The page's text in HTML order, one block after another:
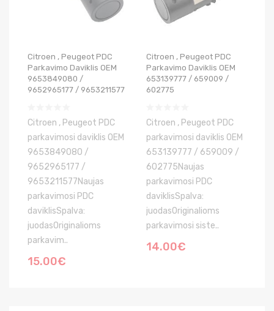
Citroen , Peugeot PDC
Parkavimo Daviklis OEM
9653849080 /
9652965177 / 9653211577
Citroen , Peugeot PDC
parkavimosi daviklis OEM
9653849080 /
9652965177 /
9653211577Naujas
parkavimosi PDC
daviklisSpalva:
juodasOriginalioms
parkavim..
15.00€
Citroen , Peugeot PDC
Parkavimo Daviklis OEM
653139777 / 659009 /
602775
Citroen , Peugeot PDC
parkavimosi daviklis OEM
653139777 / 659009 /
602775Naujas
parkavimosi PDC
daviklisSpalva:
juodasOriginalioms
parkavimosi siste..
14.00€